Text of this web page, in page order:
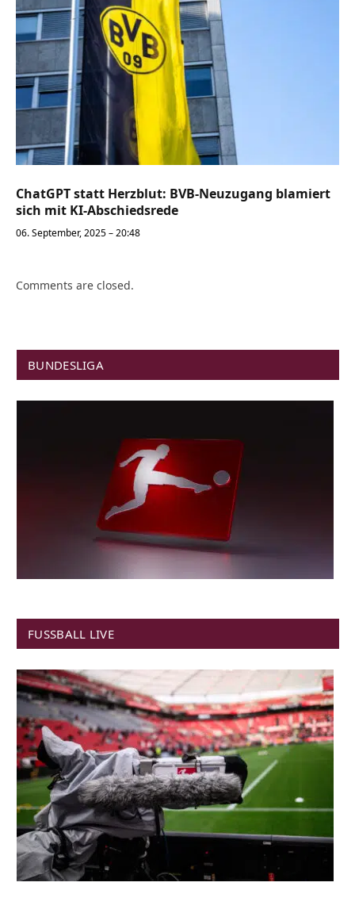
ChatGPT statt Herzblut: BVB-Neuzugang blamiert
sich mit KI-Abschiedsrede
06. September, 2025 – 20:48
Comments are closed.
BUNDESLIGA
FUSSBALL LIVE